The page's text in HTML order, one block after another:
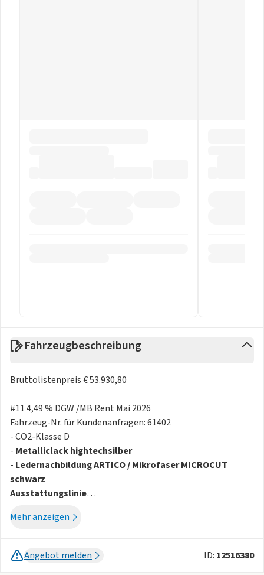
Fahrzeugbeschreibung
Bruttolistenpreis € 53.930,80
#11 4,49 % DGW /MB Rent Mai 2026
Fahrzeug-Nr. für Kundenanfragen: 61402
- CO2-Klasse D
- Metalliclack hightechsilber
- Ledernachbildung ARTICO / Mikrofaser MICROCUT
schwarz
Ausstattungslinie
- AMG Line Advanced Plus
- Totwinkel-Assistent
- KEYLESS-GO Komfort-Paket
Mehr anzeigen
Angebot melden ID: 12516380